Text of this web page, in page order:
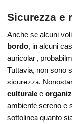
Sicurezza e
Anche se alcuni
bordo, in alcuni
auricolari,
Tuttavia, non sono
sicurezza.
culturale e
ambiente sereno e
sottolinea quanto